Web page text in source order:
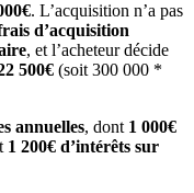
. L’acquisition n’a pas
d’acquisition
, et l’acheteur décide
500€ (soit 300 000 *
annuelles, dont 1 000€
1 200€ d’intérêts sur